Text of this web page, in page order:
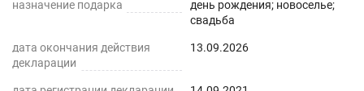
назначение подарка
день рождения; новоселье;
свадьба
дата окончания действия
декларации
13.09.2026